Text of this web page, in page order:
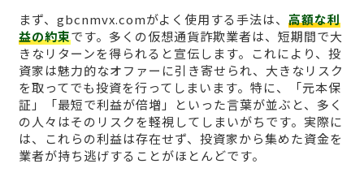
まず、gbcnmvx.comがよく使用する手法は、 高額な利
益の約束です。多くの仮想通貨詐欺業者は、短期間で大
きなリターンを得られると宣伝します。これにより、投
資家は魅力的なオファーに引き寄せられ、大きなリスク
を取ってでも投資を行ってしまいます。特に、「元本保
証」「最短で利益が倍増」といった言葉が並ぶと、多く
の人々はそのリスクを軽視してしまいがちです。実際に
は、これらの利益は存在せず、投資家から集めた資金を
業者が持ち逃げすることがほとんどです。